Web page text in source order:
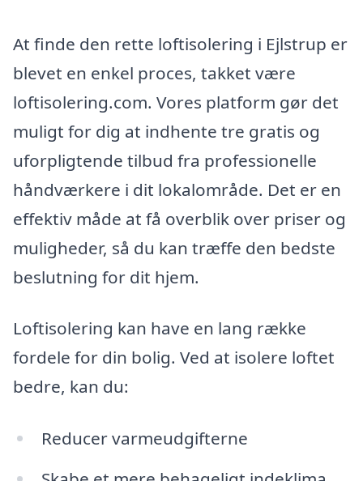
At finde den rette loftisolering i Ejlstrup er
blevet en enkel proces, takket være
loftisolering.com. Vores platform gør det
muligt for dig at indhente tre gratis og
uforpligtende tilbud fra professionelle
håndværkere i dit lokalområde. Det er en
effektiv måde at få overblik over priser og
muligheder, så du kan træffe den bedste
beslutning for dit hjem.
Loftisolering kan have en lang række
fordele for din bolig. Ved at isolere loftet
bedre, kan du:
Reducer varmeudgifterne